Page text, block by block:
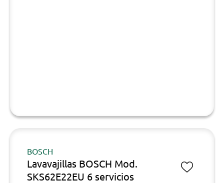
BOSCH
Lavavajillas BOSCH Mod.
SKS62E22EU 6 servicios